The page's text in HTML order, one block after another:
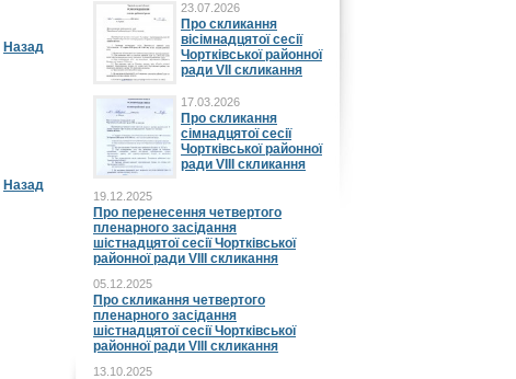
Назад
Назад
23.07.2026
Про скликання
вісімнадцятої сесії
Чортківської районної
ради VII скликання
17.03.2026
Про скликання
сімнадцятої сесії
Чортківської районної
ради VIII скликання
19.12.2025
Про перенесення четвертого
пленарного засідання
шістнадцятої сесії Чортківської
районної ради VIII скликання
05.12.2025
Про скликання четвертого
пленарного засідання
шістнадцятої сесії Чортківської
районної ради VIII скликання
13.10.2025